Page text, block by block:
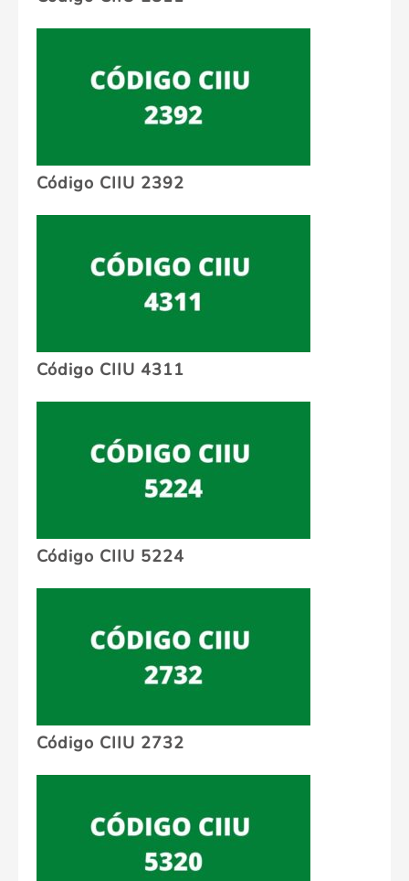
Código CIIU 2392
Código CIIU 4311
Código CIIU 5224
Código CIIU 2732